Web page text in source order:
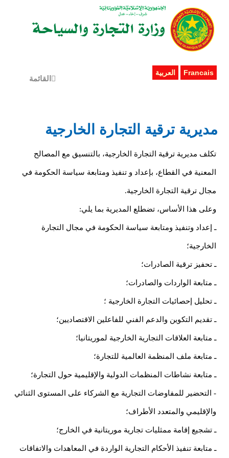
Francais العربية
القائمة
مديرية ترقية التجارة الخارجية
تكلف مديرية ترقية التجارة الخارجية، بالتنسيق مع المصالح
المعنية في القطاع، بإعداد و تنفيذ ومتابعة سياسة الحكومة في
مجال ترقية التجارة الخارجية.
وعلى هذا الأساس، تضطلع المديرية بما يلي:
ـ إعداد وتنفيذ ومتابعة سياسة الحكومة في مجال التجارة
الخارجية؛
ـ تحفيز ترقية الصادرات؛
ـ متابعة الواردات والصادرات؛
ـ تحليل إحصائيات التجارة الخارجية ؛
ـ تقديم التكوين والدعم الفني للفاعلين الاقتصاديين؛
ـ متابعة العلاقات التجارية الخارجية لموريتانيا؛
ـ متابعة ملف المنظمة العالمية للتجارة؛
ـ متابعة نشاطات المنظمات الدولية والإقليمية حول التجارة؛
- التحضير للمفاوضات التجارية مع الشركاء على المستوى الثنائي
والإقليمي والمتعدد الأطراف؛
ـ تشجيع إقامة ممثليات تجارية موريتانية في الخارج؛
ـ متابعة تنفيذ الأحكام التجارية الواردة في المعاهدات والاتفاقات